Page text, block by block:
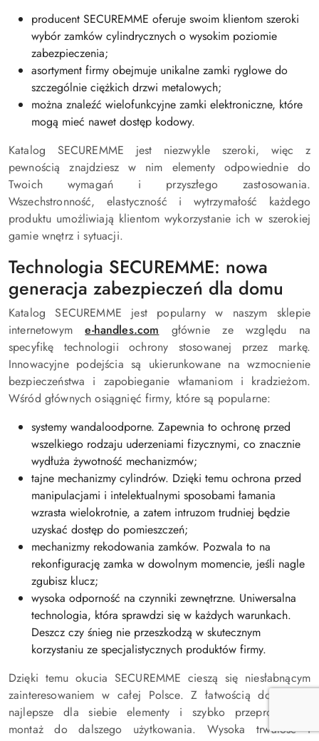
producent SECUREMME oferuje swoim klientom szeroki
wybór zamków cylindrycznych o wysokim poziomie
zabezpieczenia;
asortyment firmy obejmuje unikalne zamki ryglowe do
szczególnie ciężkich drzwi metalowych;
można znaleźć wielofunkcyjne zamki elektroniczne, które
mogą mieć nawet dostęp kodowy.
Katalog SECUREMME jest niezwykle szeroki, więc z
pewnością znajdziesz w nim elementy odpowiednie do
Twoich wymagań i przyszłego zastosowania.
Wszechstronność, elastyczność i wytrzymałość każdego
produktu umożliwiają klientom wykorzystanie ich w szerokiej
gamie wnętrz i sytuacji.
Technologia SECUREMME: nowa
generacja zabezpieczeń dla domu
Katalog SECUREMME jest popularny w naszym sklepie
internetowyme-handles.com głównie ze względu na
specyfikę technologii ochrony stosowanej przez markę.
Innowacyjne podejścia są ukierunkowane na wzmocnienie
bezpieczeństwa i zapobieganie włamaniom i kradzieżom.
Wśród głównych osiągnięć firmy, które są popularne:
systemy wandaloodporne. Zapewnia to ochronę przed
wszelkiego rodzaju uderzeniami fizycznymi, co znacznie
wydłuża żywotność mechanizmów;
tajne mechanizmy cylindrów. Dzięki temu ochrona przed
manipulacjami i intelektualnymi sposobami łamania
wzrasta wielokrotnie, a zatem intruzom trudniej będzie
uzyskać dostęp do pomieszczeń;
mechanizmy rekodowania zamków. Pozwala to na
rekonfigurację zamka w dowolnym momencie, jeśli nagle
zgubisz klucz;
wysoka odporność na czynniki zewnętrzne. Uniwersalna
technologia, która sprawdzi się w każdych warunkach.
Deszcz czy śnieg nie przeszkodzą w skutecznym
korzystaniu ze specjalistycznych produktów firmy.
Dzięki temu okucia SECUREMME cieszą się niesłabnącym
zainteresowaniem w całej Polsce. Z łatwością dobierzesz
najlepsze dla siebie elementy i szybko przeprowadzisz
montaż do dalszego użytkowania. Wysoka trwałość i